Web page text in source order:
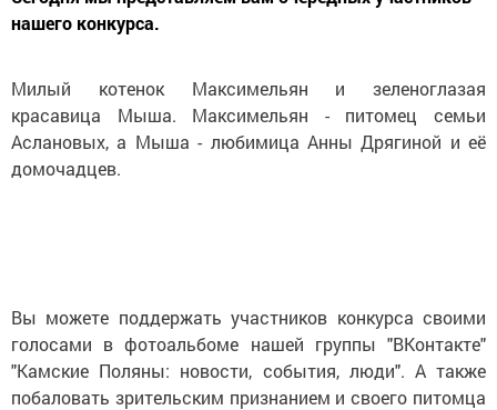
нашего конкурса.
Милый котенок Максимельян и зеленоглазая
красавица Мыша. Максимельян - питомец семьи
Аслановых, а Мыша - любимица Анны Дрягиной и её
домочадцев.
Вы можете поддержать участников конкурса своими
голосами в фотоальбоме нашей группы "ВКонтакте"
"Камские Поляны: новости, события, люди". А также
побаловать зрительским признанием и своего питомца